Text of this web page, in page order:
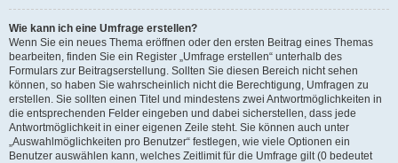
Wie kann ich eine Umfrage erstellen?
Wenn Sie ein neues Thema eröffnen oder den ersten Beitrag eines Themas
bearbeiten, finden Sie ein Register „Umfrage erstellen“ unterhalb des
Formulars zur Beitragserstellung. Sollten Sie diesen Bereich nicht sehen
können, so haben Sie wahrscheinlich nicht die Berechtigung, Umfragen zu
erstellen. Sie sollten einen Titel und mindestens zwei Antwortmöglichkeiten in
die entsprechenden Felder eingeben und dabei sicherstellen, dass jede
Antwortmöglichkeit in einer eigenen Zeile steht. Sie können auch unter
„Auswahlmöglichkeiten pro Benutzer“ festlegen, wie viele Optionen ein
Benutzer auswählen kann, welches Zeitlimit für die Umfrage gilt (0 bedeutet